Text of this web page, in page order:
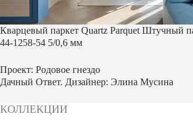
Кварцевый паркет Quartz Parquet Штучный
44-1258-54 5/0,6 мм
Проект: Родовое гнездо
Дачный Ответ. Дизайнер: Элина Мусина
КОЛЛЕКЦИИ